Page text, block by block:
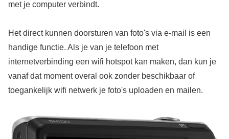
met je computer verbindt.
Het direct kunnen doorsturen van foto's via e-mail is een
handige functie. Als je van je telefoon met
internetverbinding een wifi hotspot kan maken, dan kun je
vanaf dat moment overal ook zonder beschikbaar of
toegankelijk wifi netwerk je foto's uploaden en mailen.